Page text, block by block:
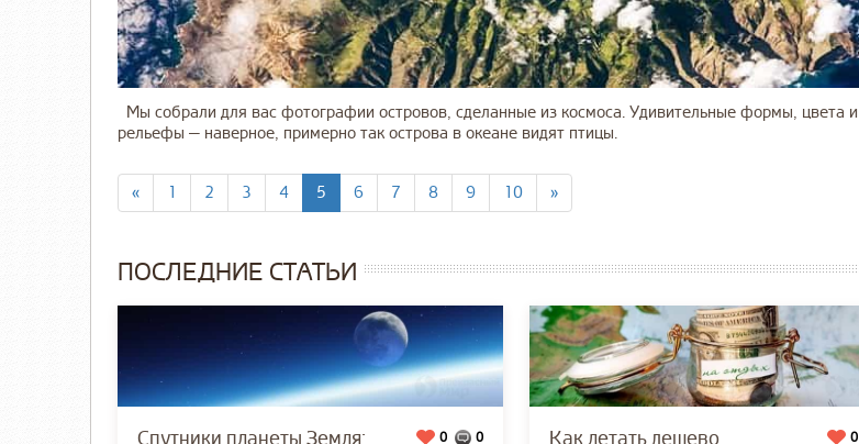
Мы собрали для вас фотографии островов, сделанные из космоса. Удивительные формы, цвета и
рельефы — наверное, примерно так острова в океане видят птицы.
« 1 2 3 4 5 6 7 8 9 10 »
ПОСЛЕДНИЕ СТАТЬИ
0
0
Спутники планеты Земля: 0
Как летать дешево